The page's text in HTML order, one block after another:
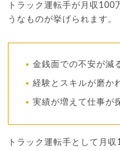
トラック運転手が月収100
うなものが挙げられます。
金銭面での不安が減
経験とスキルが磨か
実績が増えて仕事が
トラック運転手として月